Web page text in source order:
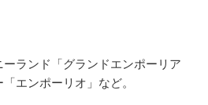
ランド「グランドエンポーリア
エンポーリオ」など。